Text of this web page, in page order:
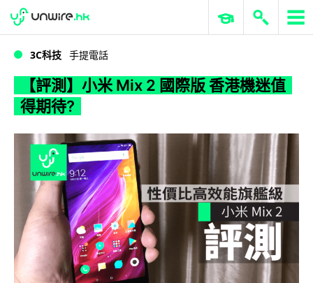
WWDC 2026 ERP 與商業 AI
3C科技 手提電話
【評測】小米 Mix 2 國際版 香港機迷值
得期待?